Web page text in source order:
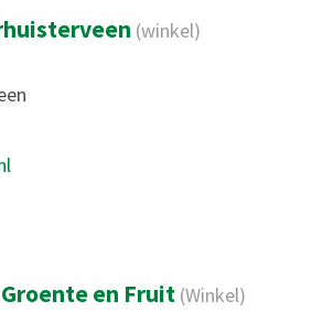
(winkel)
en Fruit (Winkel)